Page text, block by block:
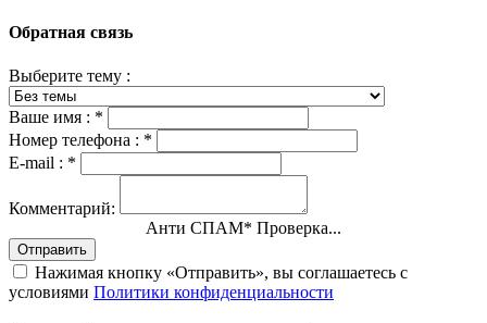
Обратная связь
Выберите тему :
Ваше имя : *
Номер телефона : *
E-mail : *
Комментарий:
Анти СПАМ* Проверка...
Отправить
Нажимая кнопку «Отправить», вы соглашаетесь с
условиями Политики конфиденциальности